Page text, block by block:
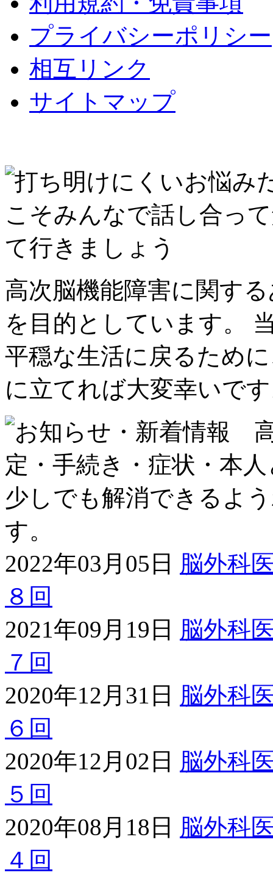
プライバシーポリシー
相互リンク
サイトマップ
高次脳機能障害に関す
を目的としています。
平穏な生活に戻るため
に立てれば大変幸いで
2022年03月05日 脳外科
８回
2021年09月19日 脳外科
７回
2020年12月31日 脳外科
６回
2020年12月02日 脳外科
５回
2020年08月18日 脳外科
４回